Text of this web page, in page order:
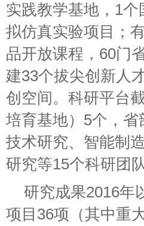
实践教学基地，1
拟仿真实验项目；
品开放课程，60门
建33个拔尖创新人
创空间。科研平台
培育基地）5个，
技术研究、智能制
研究等15个科研团队
研究成果2016年
项目36项（其中重